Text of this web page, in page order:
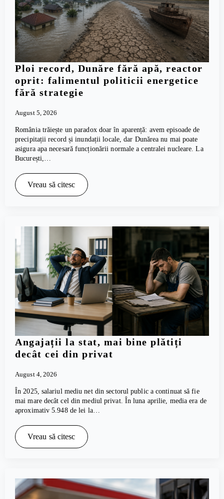
Ploi record, Dunăre fără apă, reactor
oprit: falimentul politicii energetice
fără strategie
August 5, 2026
România trăiește un paradox doar în aparență: avem episoade de
precipitații record și inundații locale, dar Dunărea nu mai poate
asigura apa necesară funcționării normale a centralei nucleare. La
București,…
Vreau să citesc
Angajații la stat, mai bine plătiți
decât cei din privat
August 4, 2026
În 2025, salariul mediu net din sectorul public a continuat să fie
mai mare decât cel din mediul privat. În luna aprilie, media era de
aproximativ 5.948 de lei la…
Vreau să citesc